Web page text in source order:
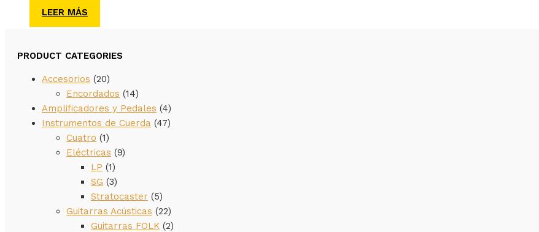
LEER MÁS
PRODUCT CATEGORIES
Accesorios (20)
Encordados (14)
Amplificadores y Pedales (4)
Instrumentos de Cuerda (47)
Cuatro (1)
Eléctricas (9)
LP (1)
SG (3)
Stratocaster (5)
Guitarras Acústicas (22)
Guitarras FOLK (2)